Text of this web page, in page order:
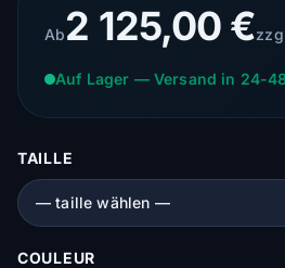
Ab2 125,00 €
Auf Lager — Versand in 24-
TAILLE
COULEUR